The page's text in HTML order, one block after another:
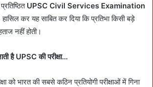
UPSC Civil Services Examination
कर यह साबित कर दिया कि प्रतिभा किसी बड़े
नहीं होती।
है UPSC की परीक्षा…
को भारत की सबसे कठिन प्रतियोगी परीक्षाओं में गिना